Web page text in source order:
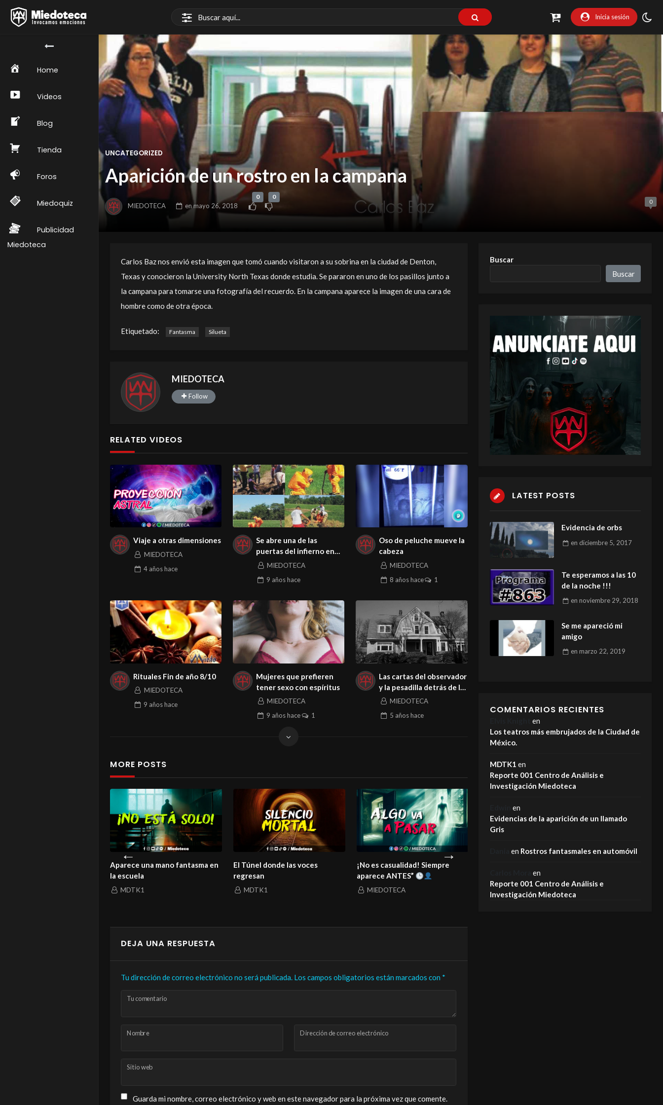
Inicia sesión
Home
Videos
Blog
Tienda
Foros
Miedoquiz
Publicidad
Miedoteca
UNCATEGORIZED
Aparición de un rostro en la campana
MIEDOTECA enmayo 26, 2018
0 0
0
Carlos Baz nos envió esta imagen que tomó cuando visitaron a su sobrina en la ciudad de Denton,
Texas y conocieron la University North Texas donde estudia. Se pararon en uno de los pasillos junto a
la campana para tomarse una fotografía del recuerdo. En la campana aparece la imagen de una cara de
hombre como de otra época.
Etiquetado: Fantasma Silueta
MIEDOTECA
Follow
RELATED VIDEOS
Viaje a otras dimensiones
MIEDOTECA
4 añoshace
Se abre una de las
puertas del infierno en
Tabasco
MIEDOTECA
9 añoshace
Oso de peluche mueve la
cabeza
MIEDOTECA
8 añoshace 1
Rituales Fin de año 8/10
MIEDOTECA
9 añoshace
Mujeres que prefieren
tener sexo con espíritus
MIEDOTECA
9 añoshace 1
Las cartas del observador
y la pesadilla detrás de la
casa 657 de Westfield.
MIEDOTECA
5 añoshace
MORE POSTS
Aparece una mano fantasma en
la escuela
MDTK1
El Túnel donde las voces
regresan
MDTK1
¡No es casualidad! Siempre
aparece ANTES”
MIEDOTECA
fantasmas NO se van!
MIEDOTECA
DEJA UNA RESPUESTA
Tu dirección de correo electrónico no será publicada. Los campos obligatorios están marcados con *
Tu comentario
Nombre Dirección de correo electrónico
Sitio web
Guarda mi nombre, correo electrónico y web en este navegador para la próxima vez que comente.
Buscar
Buscar
LATEST POSTS
Evidencia de orbs
en diciembre 5, 2017
Te esperamos a las 10
de la noche !!!
ennoviembre 29, 2018
Se me apareció mi
amigo
enmarzo 22, 2019
COMENTARIOS RECIENTES
en
Los teatros más embrujados de la Ciudad de
México.
MDTK1 en
Reporte 001 Centro de Análisis e
Investigación Miedoteca
en
Evidencias de la aparición de un llamado
Gris
en Rostros fantasmales en automóvil
en
Reporte 001 Centro de Análisis e
Investigación Miedoteca